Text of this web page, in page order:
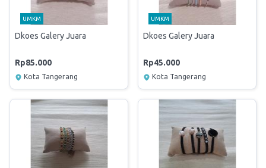
UMKM
Dkoes Galery Juara
Rp85.000
Kota Tangerang
UMKM
Dkoes Galery Juara
Rp45.000
Kota Tangerang